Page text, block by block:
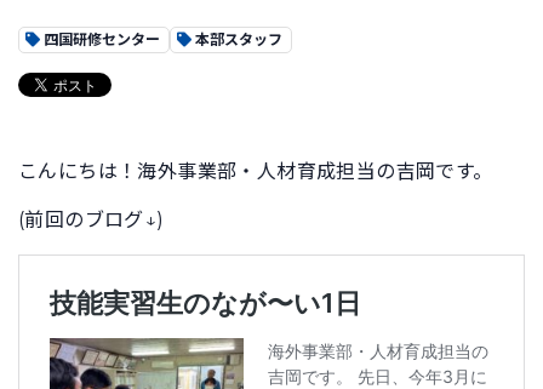
四国研修センター 本部スタッフ
こんにちは！海外事業部・人材育成担当の吉岡です。
(前回のブログ↓)